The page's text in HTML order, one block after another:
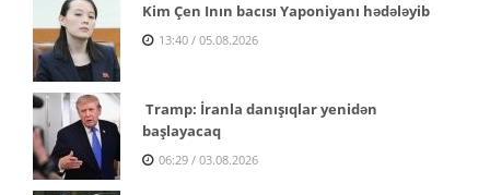
Kim Çen Inın bacısı Yaponiyanı hədələyib
13:40 / 05.08.2026
Tramp: İranla danışıqlar yenidən
başlayacaq
06:29 / 03.08.2026